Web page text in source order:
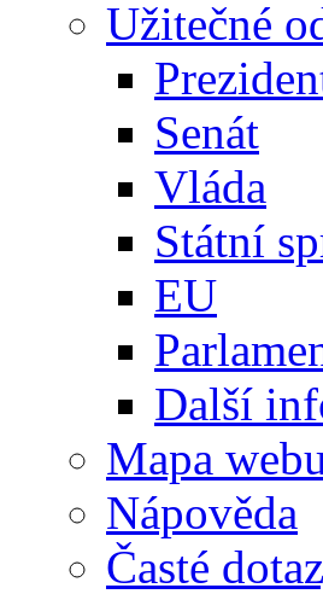
Užitečné
Senát
Vláda
Státní
EU
Další
Mapa
Nápověda
Časté